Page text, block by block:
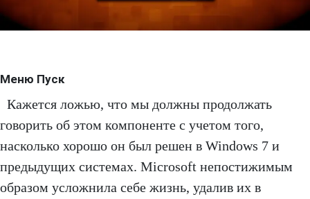
Меню Пуск
Кажется ложью, что мы должны продолжать
говорить об этом компоненте с учетом того,
насколько хорошо он был решен в Windows 7 и
предыдущих системах. Microsoft непостижимым
образом усложнила себе жизнь, удалив их в